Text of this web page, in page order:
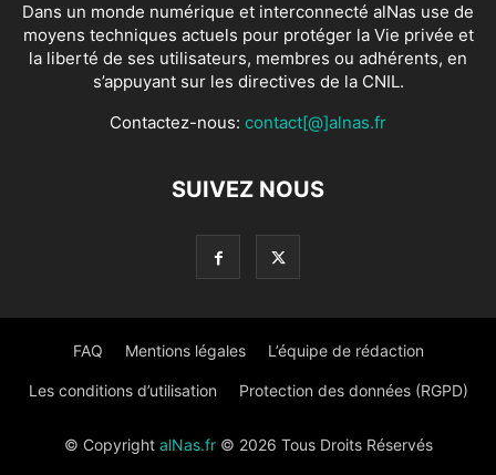
Dans un monde numérique et interconnecté alNas use de
moyens techniques actuels pour protéger la Vie privée et
la liberté de ses utilisateurs, membres ou adhérents, en
s’appuyant sur les directives de la CNIL.
Contactez-nous: contact[@]alnas.fr
SUIVEZ NOUS
FAQ Mentions légales L’équipe de rédaction
Les conditions d’utilisation Protection des données (RGPD)
© Copyright alNas.fr© 2026 Tous Droits Réservés